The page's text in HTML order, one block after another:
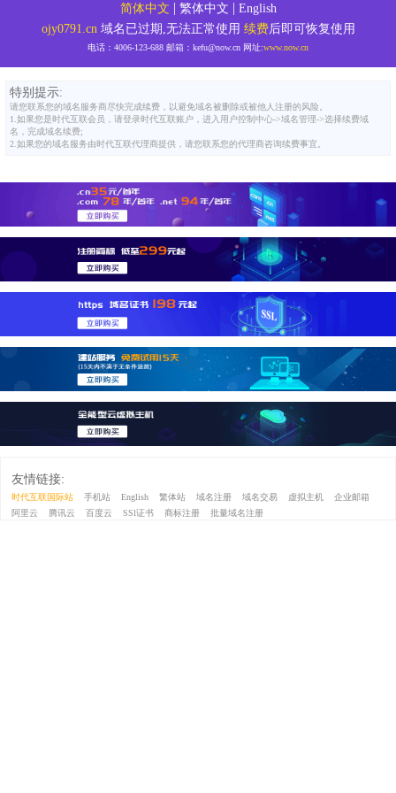
简体中文 | 繁体中文 | English
ojy0791.cn 域名已过期,无法正常使用 续费后即可恢复使用
电话： 4006-123-688 邮箱： kefu@now.cn 网址:www.now.cn
特别提示:
请您联系您的域名服务商尽快完成续费，以避免域名被删除或被他人注册的风险。
1.如果您是时代互联会员，请登录时代互联账户，进入用户控制中心->域名管理->选择续费域
名，完成域名续费;
2.如果您的域名服务由时代互联代理商提供，请您联系您的代理商咨询续费事宜。
友情链接:
时代互联国际站 手机站 English 繁体站 域名注册 域名交易 虚拟主机
企业邮箱
阿里云
腾讯云 百度云 SSl证书 商标注册 批量域名注册